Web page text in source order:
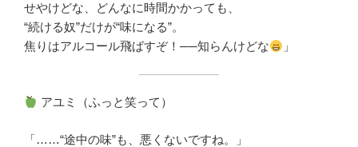
せやけどな、どんなに時間かかっても、
“続ける奴”だけが“味になる”。
焦りはアルコール飛ばすぞ！──知らんけどな
」
アユミ（ふっと笑って）
「……“途中の味”も、悪くないですね。」